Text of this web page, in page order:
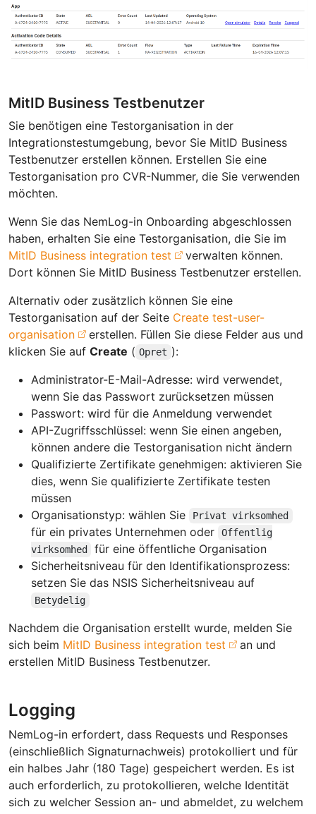
MitID Business Testbenutzer
Sie benötigen eine Testorganisation in der
Integrationstestumgebung, bevor Sie MitID Business
Testbenutzer erstellen können. Erstellen Sie eine
Testorganisation pro CVR-Nummer, die Sie verwenden
möchten.
Wenn Sie das NemLog-in Onboarding abgeschlossen
haben, erhalten Sie eine Testorganisation, die Sie im
MitID Business integration test
verwalten können.
Dort können Sie MitID Business Testbenutzer erstellen.
Alternativ oder zusätzlich können Sie eine
Testorganisation auf der Seite Create test-user-
organisation
erstellen. Füllen Sie diese Felder aus und
klicken Sie auf Create ( Opret ):
Administrator-E-Mail-Adresse: wird verwendet,
wenn Sie das Passwort zurücksetzen müssen
Passwort: wird für die Anmeldung verwendet
API-Zugriffsschlüssel: wenn Sie einen angeben,
können andere die Testorganisation nicht ändern
Qualifizierte Zertifikate genehmigen: aktivieren Sie
dies, wenn Sie qualifizierte Zertifikate testen
müssen
Organisationstyp: wählen Sie
Privat virksomhed
für ein privates Unternehmen oder
Offentlig
virksomhed
für eine öffentliche Organisation
Sicherheitsniveau für den Identifikationsprozess:
setzen Sie das NSIS Sicherheitsniveau auf
Betydelig
Nachdem die Organisation erstellt wurde, melden Sie
sich beim MitID Business integration test
an und
erstellen MitID Business Testbenutzer.
Logging
NemLog-in erfordert, dass Requests und Responses
(einschließlich Signaturnachweis) protokolliert und für
ein halbes Jahr (180 Tage) gespeichert werden. Es ist
auch erforderlich, zu protokollieren, welche Identität
sich zu welcher Session an- und abmeldet, zu welchem